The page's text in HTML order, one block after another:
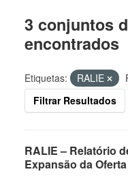
3 conjuntos
encontrados
Etiquetas: RALIE
Filtrar Resultados
RALIE – Relatório
Expansão da